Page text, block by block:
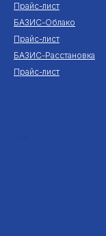
Прайс-лист
БАЗИС-Облако
Прайс-лист
БАЗИС-Расстановка
Прайс-лист